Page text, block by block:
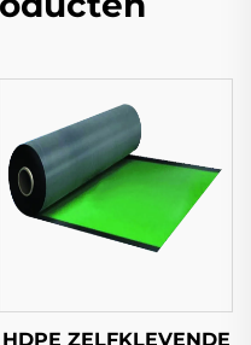
HDPE ZELFKLEVENDE